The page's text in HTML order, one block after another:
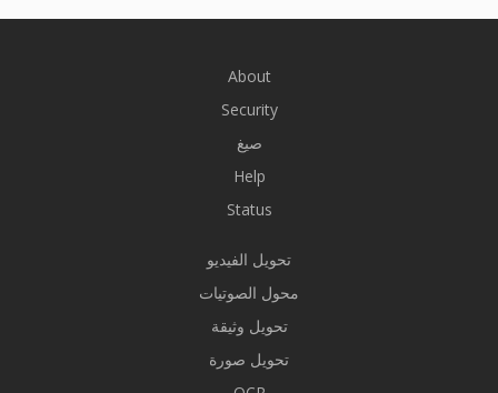
About
Security
صيغ
Help
Status
تحويل الفيديو
محول الصوتيات
تحويل وثيقة
تحويل صورة